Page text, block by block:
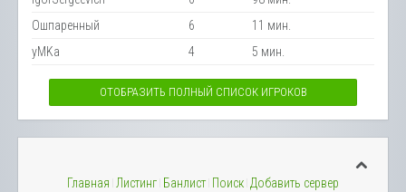
Ошпаренный
6
11 мин.
yMKa
4 5 мин.
ОТОБРАЗИТЬ ПОЛНЫЙ СПИСОК ИГРОКОВ
Главная Листинг Банлист Поиск Добавить сервер